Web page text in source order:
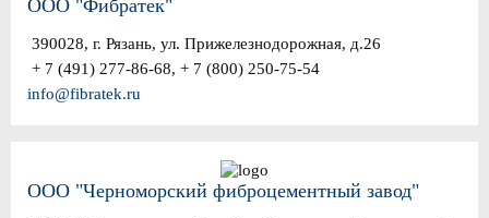
ООО "Фибратек"
390028, г. Рязань, ул. Прижелезнодорожная, д.26
+ 7 (491) 277-86-68, + 7 (800) 250-75-54
info@fibratek.ru
ООО "Черноморский фиброцементный завод"